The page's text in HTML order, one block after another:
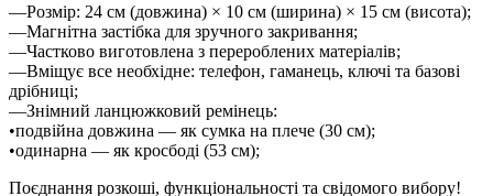
—Розмір: 24 см (довжина) × 10 см (ширина) × 15 см (висота);
—Магнітна застібка для зручного закривання;
—Частково виготовлена з перероблених матеріалів;
—Вміщує все необхідне: телефон, гаманець, ключі та базові
дрібниці;
—Знімний ланцюжковий ремінець:
•подвійна довжина — як сумка на плече (30 см);
•одинарна — як кросбоді (53 см);
Поєднання розкоші, функціональності та свідомого вибору!